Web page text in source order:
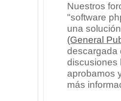
Nuestros
"software
una
(General
descargada
discusiones
aprobamos
más